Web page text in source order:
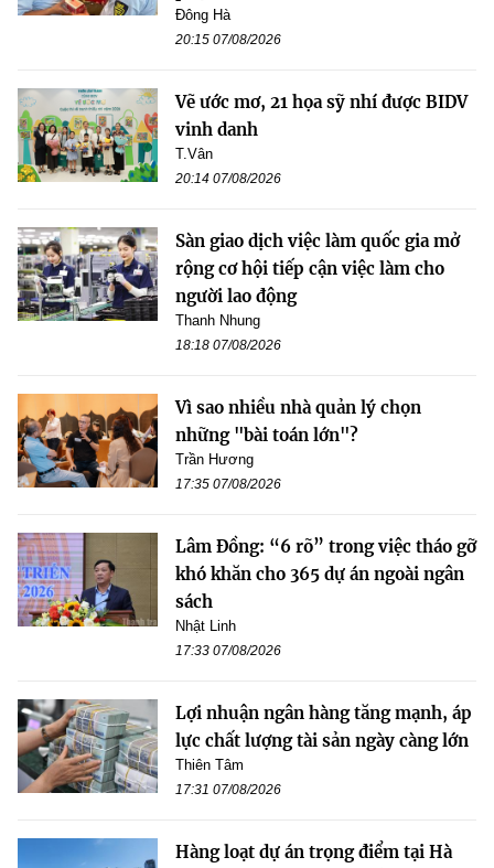
Đông Hà
20:15 07/08/2026
Vẽ ước mơ, 21 họa sỹ nhí được BIDV
vinh danh
T.Vân
20:14 07/08/2026
Sàn giao dịch việc làm quốc gia mở
rộng cơ hội tiếp cận việc làm cho
người lao động
Thanh Nhung
18:18 07/08/2026
Vì sao nhiều nhà quản lý chọn
những "bài toán lớn"?
Trần Hương
17:35 07/08/2026
Lâm Đồng: “6 rõ” trong việc tháo gỡ
khó khăn cho 365 dự án ngoài ngân
sách
Nhật Linh
17:33 07/08/2026
Lợi nhuận ngân hàng tăng mạnh, áp
lực chất lượng tài sản ngày càng lớn
Thiên Tâm
17:31 07/08/2026
Hàng loạt dự án trọng điểm tại Hà